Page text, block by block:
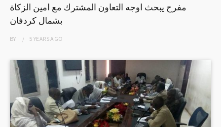
مفرح يبحث اوجه التعاون المشترك مع امين الزكاة
بشمال كردفان
BY 5 YEARSAGO